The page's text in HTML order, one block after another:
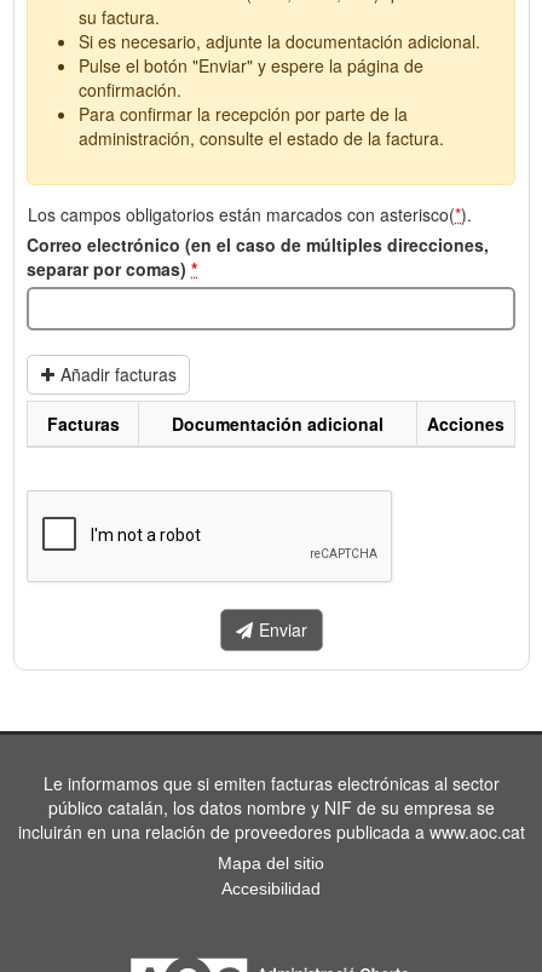
su factura.
Si es necesario, adjunte la documentación adicional.
Pulse el botón "Enviar" y espere la página de
confirmación.
Para confirmar la recepción por parte de la
administración, consulte el estado de la factura.
Los campos obligatorios están marcados con asterisco(*).
Correo electrónico (en el caso de múltiples direcciones,
separar por comas) *
Añadir facturas
enviar.
Facturas Documentación adicional Acciones
Enviar
Le informamos que si emiten facturas electrónicas al sector
público catalán, los datos nombre y NIF de su empresa se
incluirán en una relación de proveedores publicada a www.aoc.cat
Mapa del sitio
Accesibilidad